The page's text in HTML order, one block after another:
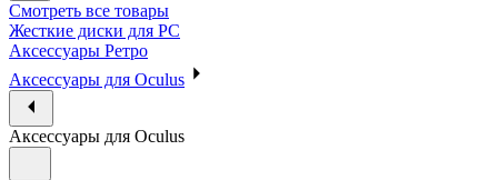
Смотреть все товары
Жесткие диски для PC
Аксессуары Ретро
Аксессуары для Oculus
Аксессуары для Oculus